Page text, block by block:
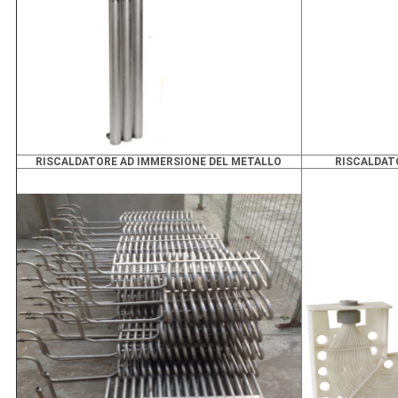
RISCALDATORE AD IMMERSIONE DEL METALLO